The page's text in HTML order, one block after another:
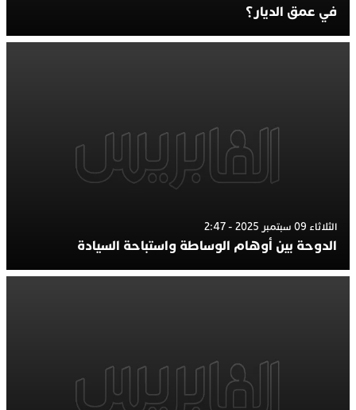
في عمق الديار؟
الثلاثاء 09 سبتمبر 2025 - 2:47
الدوحة بين أوهام الوساطة واستباحة السيادة